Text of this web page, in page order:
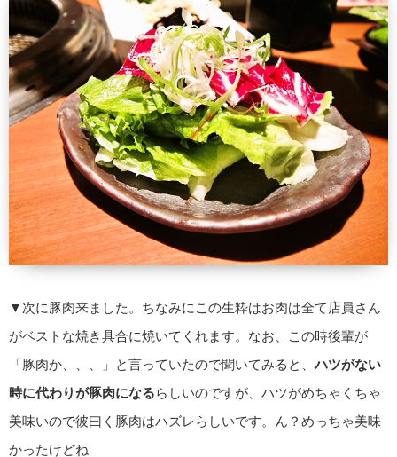
▼次に豚肉来ました。ちなみにこの生粋はお肉は全て店員さん
がベストな焼き具合に焼いてくれます。なお、この時後輩が
「豚肉か、、、」と言っていたので聞いてみると、ハツがない
時に代わりが豚肉になるらしいのですが、ハツがめちゃくちゃ
美味いので彼曰く豚肉はハズレらしいです。ん？めっちゃ美味
かったけどね